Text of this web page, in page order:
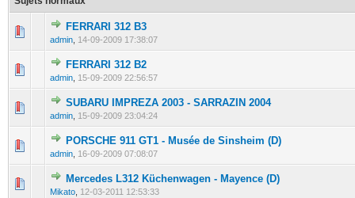
FERRARI 312 B3
admin 14-09-2009 17:38:07
0 Votes - 0 sur 5 en moyenne
FERRARI 312 B2
admin 15-09-2009 22:56:57
0 Votes - 0 sur 5 en moyenne
SUBARU IMPREZA 2003 - SARRAZIN 2004
admin 15-09-2009 23:04:24
0 Votes - 0 sur 5 en moyenne
12345
PORSCHE 911 GT1 - Musée de Sinsheim (D)
admin 16-09-2009 07:08:07
0 Votes - 0 sur 5 en moyenne
12345
Mercedes L312 Küchenwagen - Mayence (D)
Mikato 12-03-2011 12:53:33
0 Votes - 0 sur 5 en moyenne
12345